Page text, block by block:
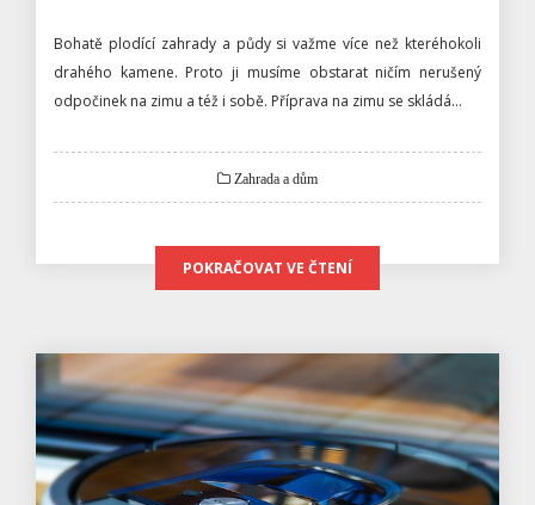
Bohatě plodící zahrady a půdy si važme více než kteréhokoli
drahého kamene. Proto ji musíme obstarat ničím nerušený
odpočinek na zimu a též i sobě. Příprava na zimu se skládá…
Zahrada a dům
POKRAČOVAT VE ČTENÍ